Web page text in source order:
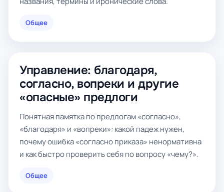
Общее
Управление: благодаря,
согласно, вопреки и другие
«опасные» предлоги
Понятная памятка по предлогам «согласно»,
«благодаря» и «вопреки»: какой падеж нужен,
почему ошибка «согласно приказа» ненормативна
и как быстро проверить себя по вопросу «чему?».
Общее